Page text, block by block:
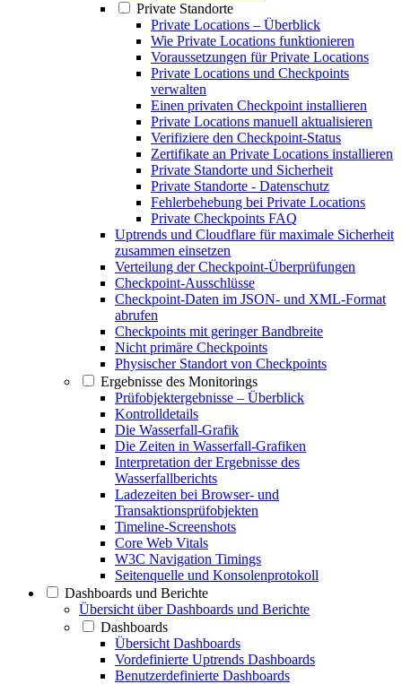
Private Standorte
Private Locations – Überblick
Wie Private Locations funktionieren
Voraussetzungen für Private Locations
Private Locations und Checkpoints
verwalten
Einen privaten Checkpoint installieren
Private Locations manuell aktualisieren
Verifiziere den Checkpoint-Status
Zertifikate an Private Locations installieren
Private Standorte und Sicherheit
Private Standorte - Datenschutz
Fehlerbehebung bei Private Locations
Private Checkpoints FAQ
Uptrends und Cloudflare für maximale Sicherheit
zusammen einsetzen
Verteilung der Checkpoint-Überprüfungen
Checkpoint-Ausschlüsse
Checkpoint-Daten im JSON- und XML-Format
abrufen
Checkpoints mit geringer Bandbreite
Nicht primäre Checkpoints
Physischer Standort von Checkpoints
Ergebnisse des Monitorings
Prüfobjektergebnisse – Überblick
Kontrolldetails
Die Wasserfall-Grafik
Die Zeiten in Wasserfall-Grafiken
Interpretation der Ergebnisse des
Wasserfallberichts
Ladezeiten bei Browser- und
Transaktionsprüfobjekten
Timeline-Screenshots
Core Web Vitals
W3C Navigation Timings
Seitenquelle und Konsolenprotokoll
Dashboards und Berichte
Übersicht über Dashboards und Berichte
Dashboards
Übersicht Dashboards
Vordefinierte Uptrends Dashboards
Benutzerdefinierte Dashboards